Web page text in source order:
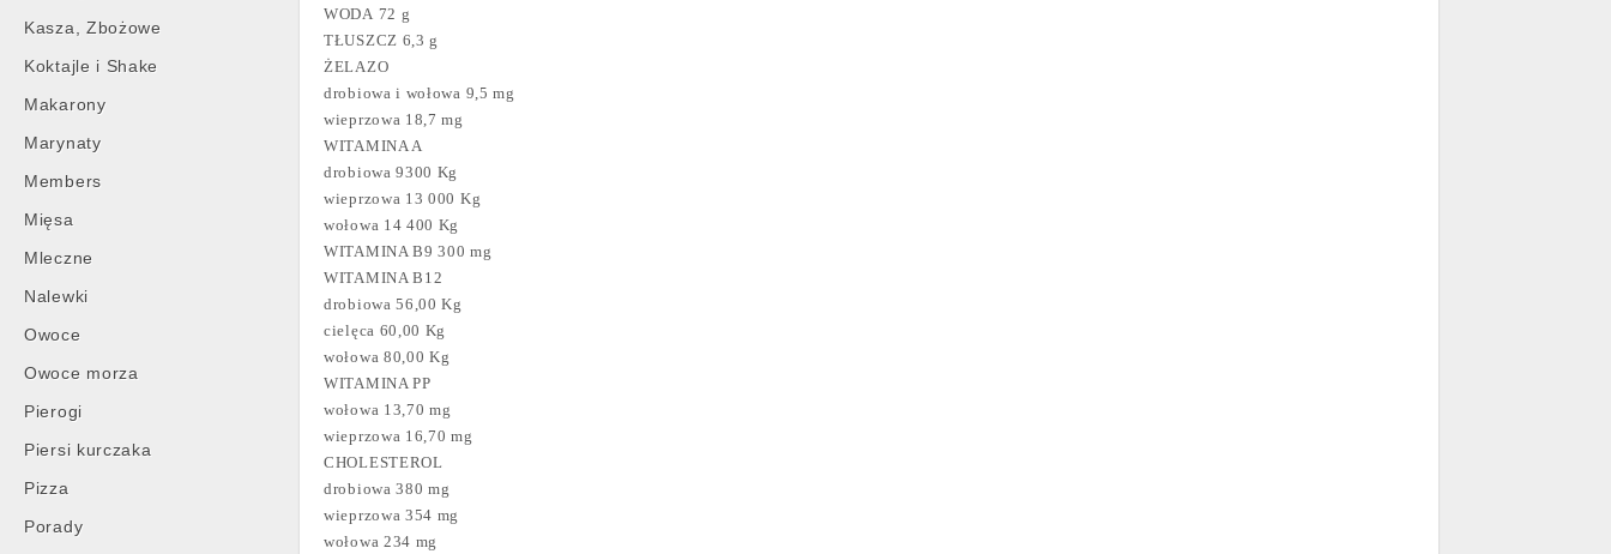
Kasza, Zbożowe
Koktajle i Shake
Makarony
Marynaty
Members
Mięsa
Mleczne
Nalewki
Owoce
Owoce morza
Pierogi
Piersi kurczaka
Pizza
Porady
WODA 72 g
TŁUSZCZ 6,3 g
ŻELAZO
drobiowa i wołowa 9,5 mg
wieprzowa 18,7 mg
WITAMINA A
drobiowa 9300 Kg
wieprzowa 13 000 Kg
wołowa 14 400 Kg
WITAMINA B9300 mg
WITAMINA B12
drobiowa 56,00 Kg
cielęca 60,00 Kg
wołowa 80,00 Kg
WITAMINA PP
wołowa 13,70 mg
wieprzowa 16,70 mg
CHOLESTEROL
drobiowa 380 mg
wieprzowa 354 mg
wołowa 234 mg